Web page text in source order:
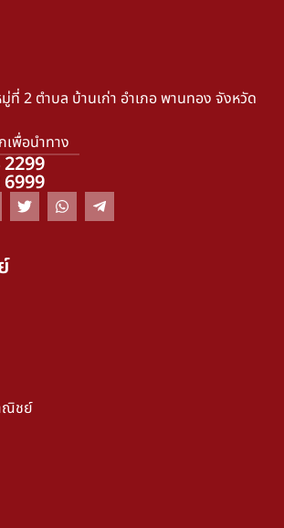
ที่ 2 ตำบล บ้านเก่า อำเภอ พานทอง จังหวัด
พื่อนำทาง
ณิชย์